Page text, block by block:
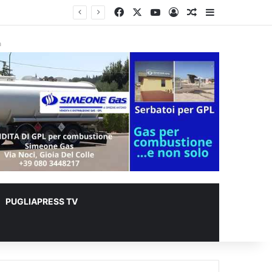
FacebookYou TubeAccediUn articolo a
PUGLIAPRESS TV